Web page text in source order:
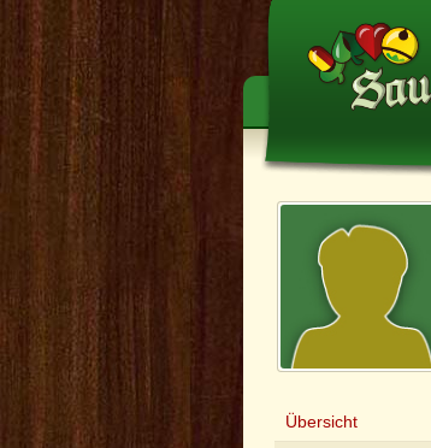
Übersicht